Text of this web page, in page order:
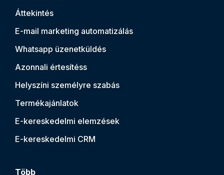
Áttekintés
E-mail marketing automatizálás
Whatsapp üzenetküldés
Azonnali értesítéss
Helyszíni személyre szabás
Termékajánlatok
E-kereskedelmi elemzések
E-kereskedelmi CRM
Több